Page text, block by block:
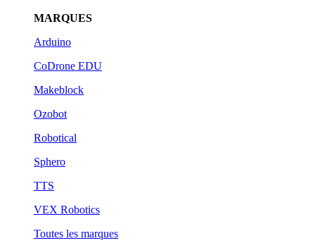
MARQUES
Arduino
CoDrone EDU
Makeblock
Ozobot
Robotical
Sphero
TTS
VEX Robotics
Toutes les marques